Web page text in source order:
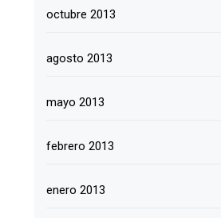
octubre 2013
agosto 2013
mayo 2013
febrero 2013
enero 2013